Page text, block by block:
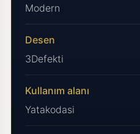
Modern
Desen
3Defekti
Kullanım alanı
Yatakodasi